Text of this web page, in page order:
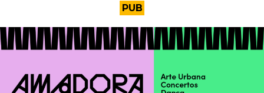
PUB